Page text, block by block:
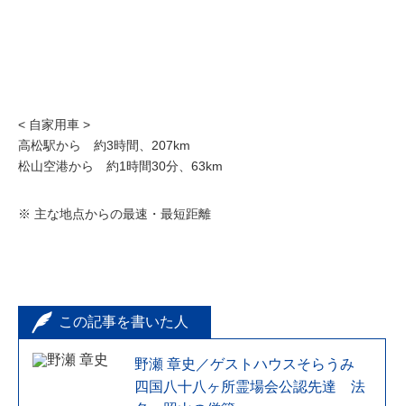
< 自家用車 >
高松駅から 約3時間、207km
松山空港から 約1時間30分、63km
※ 主な地点からの最速・最短距離
この記事を書いた人
野瀬 章史／ゲストハウスそらうみ
四国八十八ヶ所霊場会公認先達 法